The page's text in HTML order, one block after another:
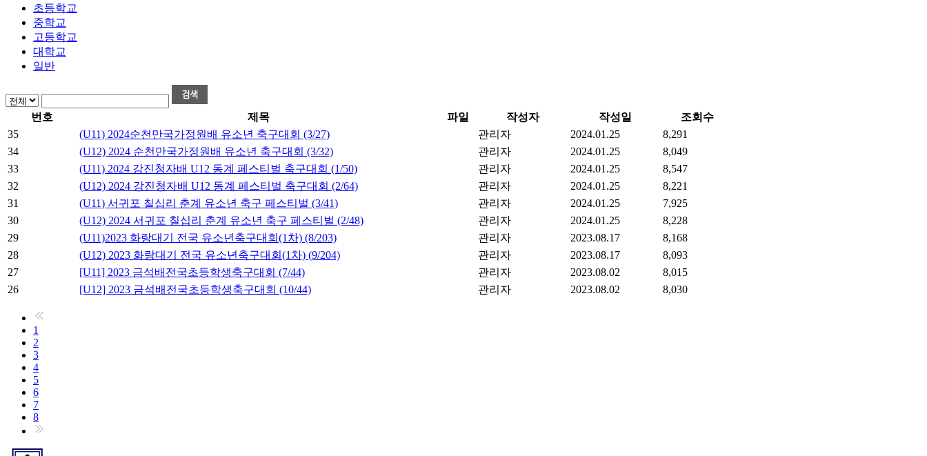
초등학교
중학교
고등학교
대학교
일반
번호 제목 파일 작성자 작성일
조회수
35
(U11) 2024순천만국가정원배 유소년 축구대회 (3/27) 관리자 2024.01.25
8,291
34
(U12) 2024 순천만국가정원배 유소년 축구대회 (3/32) 관리자 2024.01.25
8,049
33
(U11) 2024 강진청자배 U12 동계 페스티벌 축구대회 (1/50) 관리자 2024.01.25
8,547
32
(U12) 2024 강진청자배 U12 동계 페스티벌 축구대회 (2/64) 관리자 2024.01.25
8,221
31
(U11) 서귀포 칠십리 춘계 유소년 축구 페스티벌 (3/41) 관리자 2024.01.25
7,925
30
(U12) 2024 서귀포 칠십리 춘계 유소년 축구 페스티벌 (2/48) 관리자 2024.01.25
8,228
29
(U11)2023 화랑대기 전국 유소년축구대회(1차) (8/203) 관리자 2023.08.17
8,168
28
(U12) 2023 화랑대기 전국 유소년축구대회(1차) (9/204) 관리자 2023.08.17
8,093
27
[U11] 2023 금석배전국초등학생축구대회 (7/44) 관리자 2023.08.02
8,015
26
[U12] 2023 금석배전국초등학생축구대회 (10/44) 관리자 2023.08.02 8,030
1
2
3
4
5
6
7
8